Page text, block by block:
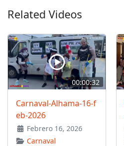
Related Videos
00:00:32
Carnaval-Alhama-16-f
eb-2026
Febrero 16, 2026
Carnaval